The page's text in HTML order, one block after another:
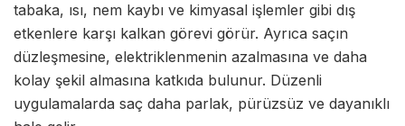
tabaka, ısı, nem kaybı ve kimyasal işlemler gibi dış
etkenlere karşı kalkan görevi görür. Ayrıca saçın
düzleşmesine, elektriklenmenin azalmasına ve daha
kolay şekil almasına katkıda bulunur. Düzenli
uygulamalarda saç daha parlak, pürüzsüz ve dayanıklı